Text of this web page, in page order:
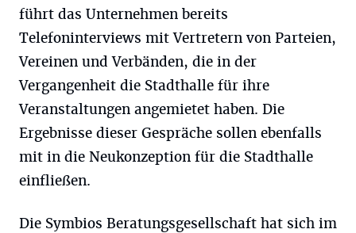
führt das Unternehmen bereits
Telefoninterviews mit Vertretern von Parteien,
Vereinen und Verbänden, die in der
Vergangenheit die Stadthalle für ihre
Veranstaltungen angemietet haben. Die
Ergebnisse dieser Gespräche sollen ebenfalls
mit in die Neukonzeption für die Stadthalle
einfließen.
Die Symbios Beratungsgesellschaft hat sich im